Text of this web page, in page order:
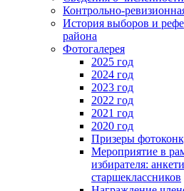
Контрольно-
История выборов и
района
Фотогалерея
2025 год
2024 год
2023 год
2022 год
2021 год
2020 год
Призеры
Мероприятие в
избирателя:
старшеклассников